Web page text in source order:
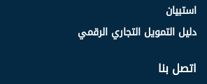
استبيان
دليل التمويل التجاري الرقمي
اتصل بنا